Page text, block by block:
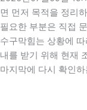
면 먼저 목적을 정리
필요한 부분은 직접
수구막힘는 상황에
내를 받기 위해 현재
마지막에 다시 확인